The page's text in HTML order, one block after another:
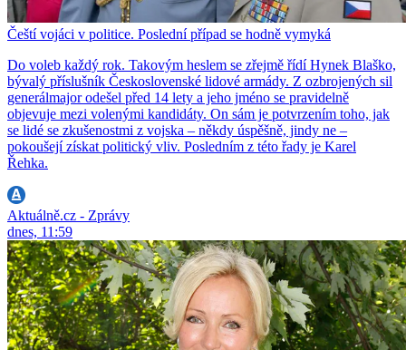
Čeští vojáci v politice. Poslední případ se hodně vymyká
Do voleb každý rok. Takovým heslem se zřejmě řídí Hynek Blaško,
bývalý příslušník Československé lidové armády. Z ozbrojených sil
generálmajor odešel před 14 lety a jeho jméno se pravidelně
objevuje mezi volenými kandidáty. On sám je potvrzením toho, jak
se lidé se zkušenostmi z vojska – někdy úspěšně, jindy ne –
pokoušejí získat politický vliv. Posledním z této řady je Karel
Řehka.
Aktuálně.cz - Zprávy
dnes, 11:59